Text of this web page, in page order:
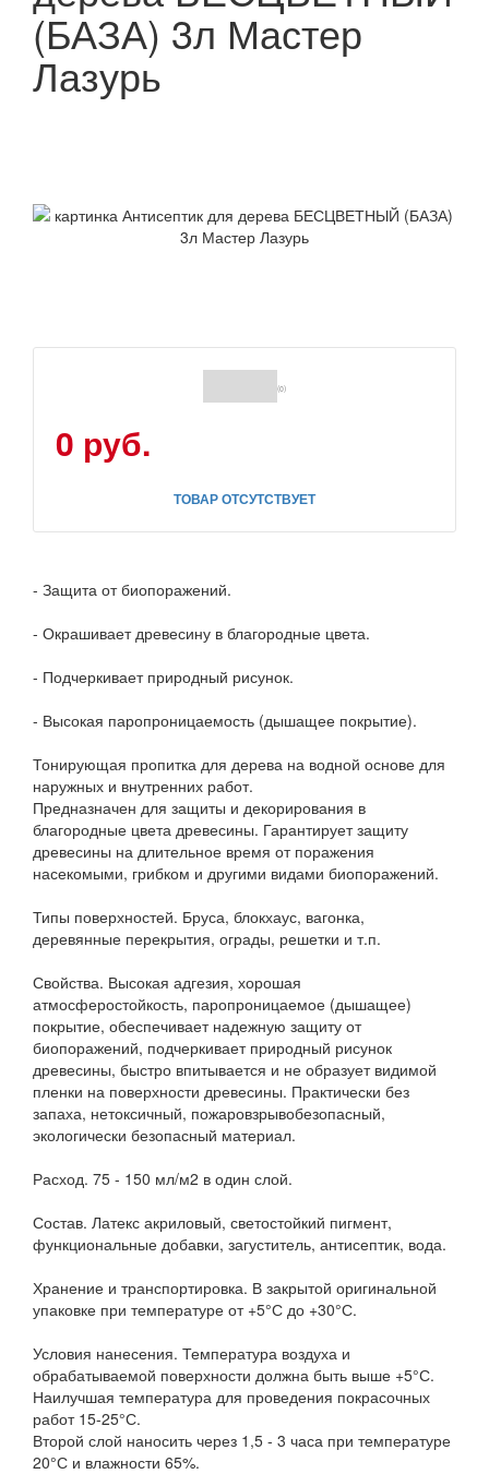
(БАЗА) 3л Мастер
Лазурь
(0)
0 руб.
ТОВАР ОТСУТСТВУЕТ
- Защита от биопоражений.
- Окрашивает древесину в благородные цвета.
- Подчеркивает природный рисунок.
- Высокая паропроницаемость (дышащее покрытие).
Тонирующая пропитка для дерева на водной основе для
наружных и внутренних работ.
Предназначен для защиты и декорирования в
благородные цвета древесины. Гарантирует защиту
древесины на длительное время от поражения
насекомыми, грибком и другими видами биопоражений.
Типы поверхностей. Бруса, блокхаус, вагонка,
деревянные перекрытия, ограды, решетки и т.п.
Свойства. Высокая адгезия, хорошая
атмосферостойкость, паропроницаемое (дышащее)
покрытие, обеспечивает надежную защиту от
биопоражений, подчеркивает природный рисунок
древесины, быстро впитывается и не образует видимой
пленки на поверхности древесины. Практически без
запаха, нетоксичный, пожаровзрывобезопасный,
экологически безопасный материал.
Расход. 75 - 150 мл/м2 в один слой.
Состав. Латекс акриловый, светостойкий пигмент,
функциональные добавки, загуститель, антисептик, вода.
Хранение и транспортировка. В закрытой оригинальной
упаковке при температуре от +5°С до +30°С.
Условия нанесения. Температура воздуха и
обрабатываемой поверхности должна быть выше +5°С.
Наилучшая температура для проведения покрасочных
работ 15-25°С.
Второй слой наносить через 1,5 - 3 часа при температуре
20°С и влажности 65%.